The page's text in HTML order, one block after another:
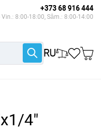
+373 68 916 444
Vin.: 8:00-18:00, Sâm.: 8:00-14:00
RU
4"